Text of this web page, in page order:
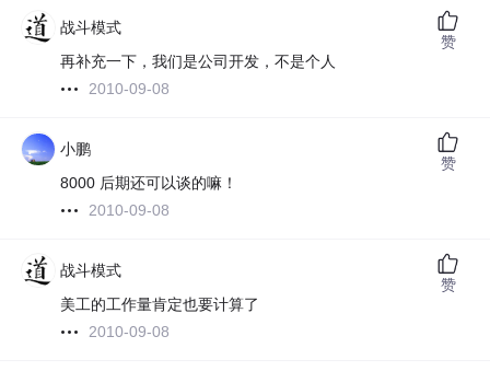
战斗模式
再补充一下，我们是公司开发，不是个人
2010-09-08
赞
小鹏
8000 后期还可以谈的嘛！
2010-09-08
赞
战斗模式
美工的工作量肯定也要计算了
2010-09-08
赞